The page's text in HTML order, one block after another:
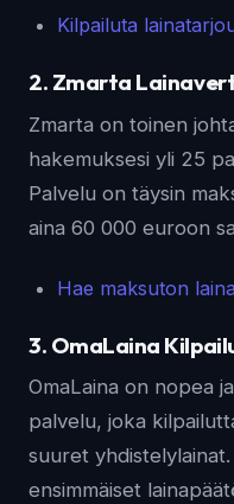
Kilpailuta
2. Zmarta
Zmarta on toinen
hakemuksesi yli 25
Palvelu on täysin
aina 60 000 euroon
Hae maksuton
3. OmaLaina
OmaLaina on nopea
palvelu, joka
suuret
ensimmäiset